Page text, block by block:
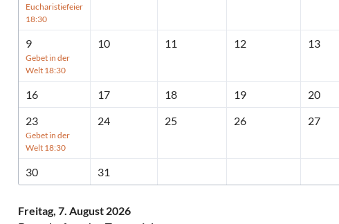
Eucharistiefeier
18:30
9
Gebet in der
Welt 18:30
10 11 12 13
16 17 18 19 20
23
Gebet in der
Welt 18:30
24 25 26 27
30 31
Freitag, 7. August 2026